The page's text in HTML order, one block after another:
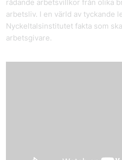
rådande arbetsvillkor från olika
arbetsliv. I en värld av tyckande
Nyckeltalsinstitutet fakta som
arbetsgivare.